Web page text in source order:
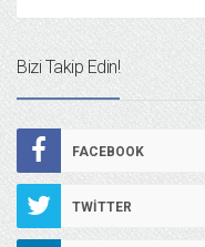
Bizi Takip Edin!
FACEBOOK
TWITTER